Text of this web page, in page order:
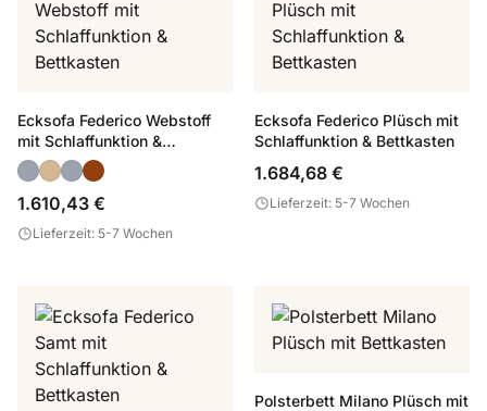
Ecksofa Federico Webstoff
mit Schlaffunktion &
Bettkasten
1.610,43 €
Lieferzeit: 5-7 Wochen
Ecksofa Federico Plüsch mit
Schlaffunktion & Bettkasten
1.684,68 €
Lieferzeit: 5-7 Wochen
Polsterbett Milano Plüsch mit